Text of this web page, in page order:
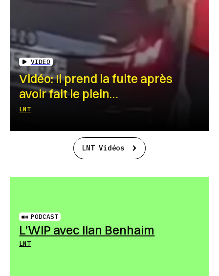
VIDEO
Vidéo: Il prend la fuite après
avoir fait le plein…
LNT
LNT Vidéos
PODCAST
L’WIP avec Ilan Benhaim
LNT